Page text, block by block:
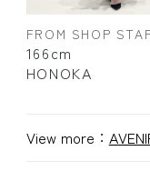
FROM SHOP
166cm
HONOKA
View more：